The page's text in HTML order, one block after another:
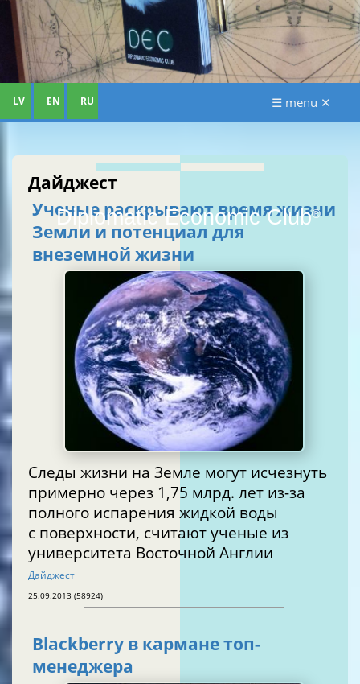
Diplomatic Economic Club®
LV EN RU ☰ menu ✕
Дайджест
Ученые раскрывают время жизни
Земли и потенциал для
внеземной жизни
Следы жизни на Земле могут исчезнуть
примерно через 1,75 млрд. лет из-за
полного испарения жидкой воды
с поверхности, считают ученые из
университета Восточной Англии
Дайджест
25.09.2013 (58924)
Blackberry в кармане топ-
менеджера